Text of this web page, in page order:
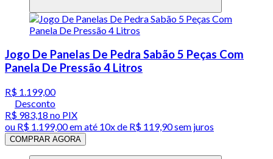
Jogo De Panelas De Pedra Sabão 5 Peças Com
Panela De Pressão 4 Litros
R$ 1.199,00
Desconto
R$ 983,18 no PIX
ou R$ 1.199,00em até 10x de R$ 119,90 sem juros
COMPRAR AGORA